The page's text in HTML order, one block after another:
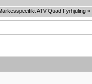
ATV Quad Fyrhjuling»